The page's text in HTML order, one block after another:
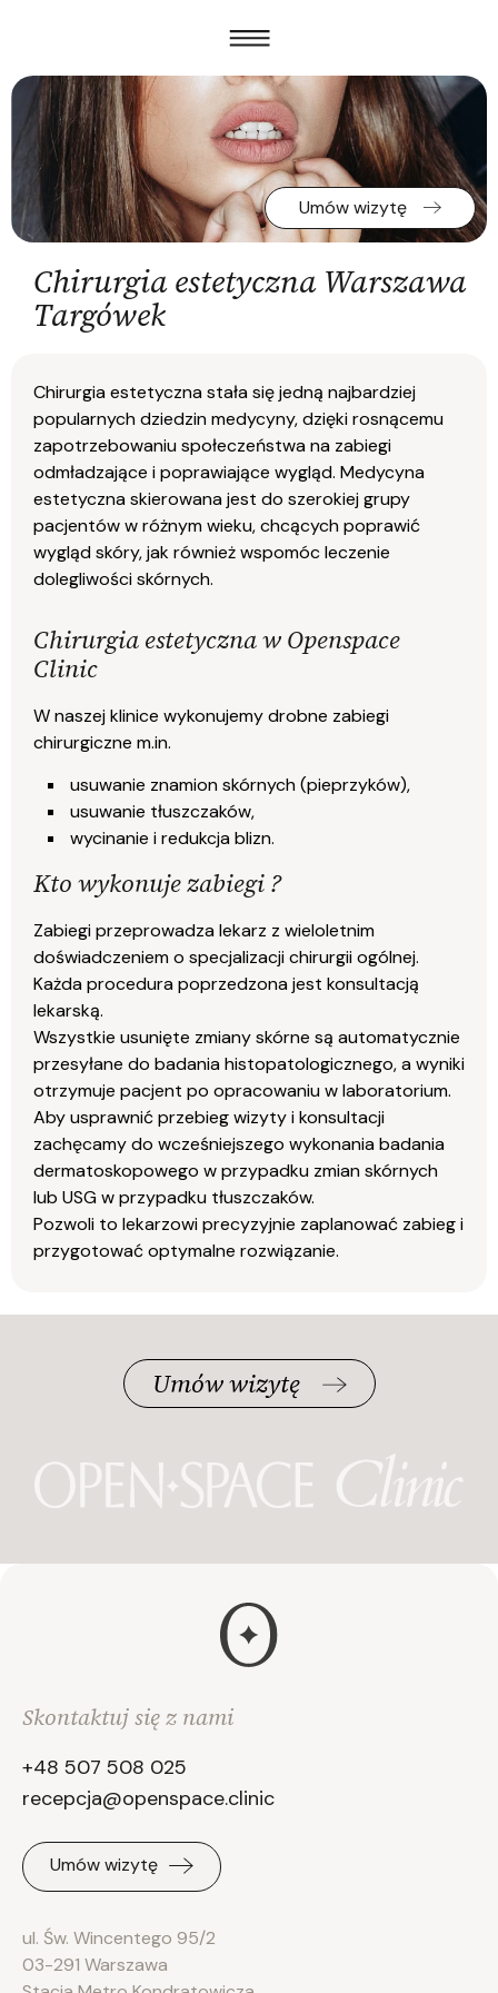
Umów wizytę
Chirurgia estetyczna Warszawa
Targówek
Chirurgia estetyczna stała się jedną najbardziej
popularnych dziedzin medycyny, dzięki rosnącemu
zapotrzebowaniu społeczeństwa na zabiegi
odmładzające i poprawiające wygląd. Medycyna
estetyczna skierowana jest do szerokiej grupy
pacjentów w różnym wieku, chcących poprawić
wygląd skóry, jak również wspomóc leczenie
dolegliwości skórnych.
Chirurgia estetyczna w Openspace
Clinic
W naszej klinice wykonujemy drobne zabiegi
chirurgiczne m.in.
usuwanie znamion skórnych (pieprzyków),
usuwanie tłuszczaków,
wycinanie i redukcja blizn.
Kto wykonuje zabiegi ?
Zabiegi przeprowadza lekarz z wieloletnim
doświadczeniem o specjalizacji chirurgii ogólnej.
Każda procedura poprzedzona jest konsultacją
lekarską.
Wszystkie usunięte zmiany skórne są automatycznie
przesyłane do badania histopatologicznego, a wyniki
otrzymuje pacjent po opracowaniu w laboratorium.
Aby usprawnić przebieg wizyty i konsultacji
zachęcamy do wcześniejszego wykonania badania
dermatoskopowego w przypadku zmian skórnych
lub USG w przypadku tłuszczaków.
Pozwoli to lekarzowi precyzyjnie zaplanować zabieg i
przygotować optymalne rozwiązanie.
Umów wizytę
Skontaktuj się z nami
+48 507 508 025
recepcja@openspace.clinic
Umów wizytę
ul. Św. Wincentego 95/2
03-291 Warszawa